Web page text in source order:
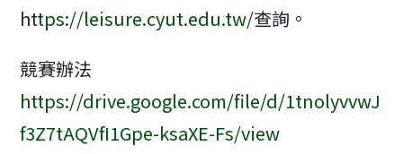
https://leisure.cyut.edu.tw/查詢。
競賽辦法
https://drive.google.com/file/d/1tnolyvvwJ
f3Z7tAQVfI1Gpe-ksaXE-Fs/view